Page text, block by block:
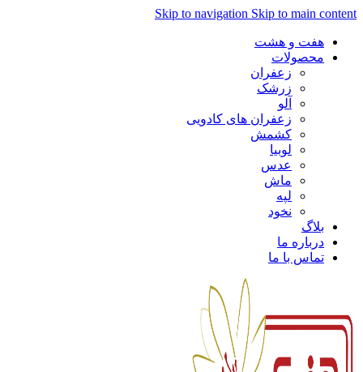
Skip to navigation Skip to main content
هفت و هشت
محصولات
زعفران
زرشک
آلو
زعفران های کادویی
کشمش
لوبیا
عدس
ماش
لپه
نخود
بلاگ
درباره ما
تماس با ما